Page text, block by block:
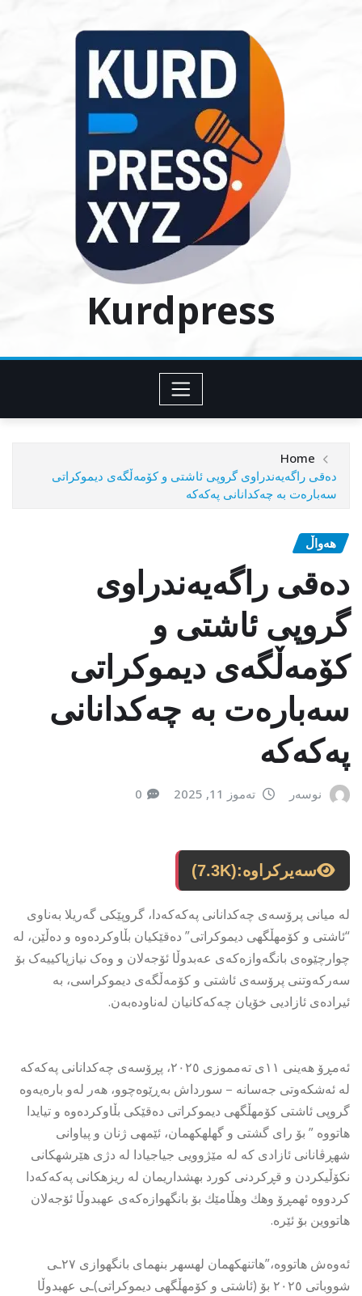
Kurdpress
Home
دەقی راگەیەندراوی گروپی ئاشتی و كۆمه‌ڵگه‌ی دیموكراتی
سەبارەت بە چەکدانانی پەکەکە
هەواڵ
دەقی راگەیەندراوی
گروپی ئاشتی و
كۆمه‌ڵگه‌ی دیموكراتی
سەبارەت بە چەکدانانی
پەکەکە
نوسەر تەموز 11, 2025 0
سەیرکراوە:(7.3K)
لە میانی پرۆسەی چەکدانانی پەکەکەدا، گروپێکی گەریلا بەناوی
“ئاشتی و كۆمهڵگهی دیموكراتی” دەقێکیان بڵاوکردەوە و دەڵێن، لە
چوارچێوەی بانگەوازەکەی عەبدوڵا ئۆجەلان و وەک نیازپاکییەک بۆ
سەرکەوتنی پرۆسەی ئاشتی و کۆمەڵگەی دیموکراسی، بە
ئیرادەی ئازادیی خۆیان چەکەکانیان لەناودەبەن.
ئەمڕۆ هەینی ١١ی تەمموزی ٢٠٢٥، پڕۆسەی چەکدانانی پەکەکە
لە ئەشکەوتی جەسانە – سورداش بەڕێوەچوو، هەر لەو بارەیەوە
گروپی ئاشتی كۆمهڵگهی دیموكراتی دەقێکی بڵاوکردەوە و تیایدا
هاتووە ” بۆ رای گشتی و گهلهكهمان، ئێمهی ژنان و پیاوانی
شهڕڤانانی ئازادی كه له مێژوویی جیاجیادا له دژی هێرشهكانی
نكۆڵیكردن و قڕكردنی كورد بهشداریمان له ریزهكانی پەکەکەدا
كردووه ئهمڕۆ وهك وهڵامێك بۆ بانگهوازەکەی عهبدوڵا ئۆجەلان
هاتووین بۆ ئێره.
ئەوەش هاتووە،”هاتنهكهمان لهسهر بنهمای بانگهوازی ٢٧ـی
شووباتی ٢٠٢٥ بۆ (ئاشتی و كۆمهڵگهی دیموكراتی)ـی عهبدوڵا